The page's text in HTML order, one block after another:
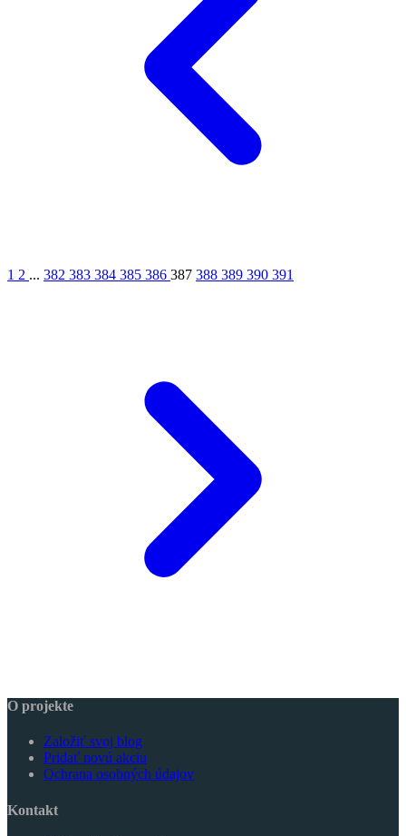
1 2 ... 382 383 384 385 386 387 388 389 390 391
O projekte
Založiť svoj blog
Pridať novú akciu
Ochrana osobných údajov
Kontakt